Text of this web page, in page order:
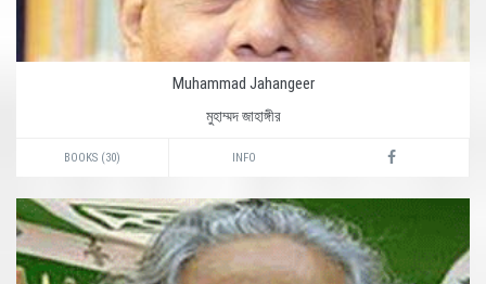
Muhammad Jahangeer
মুহাম্মদ জাহাঙ্গীর
BOOKS (30) INFO